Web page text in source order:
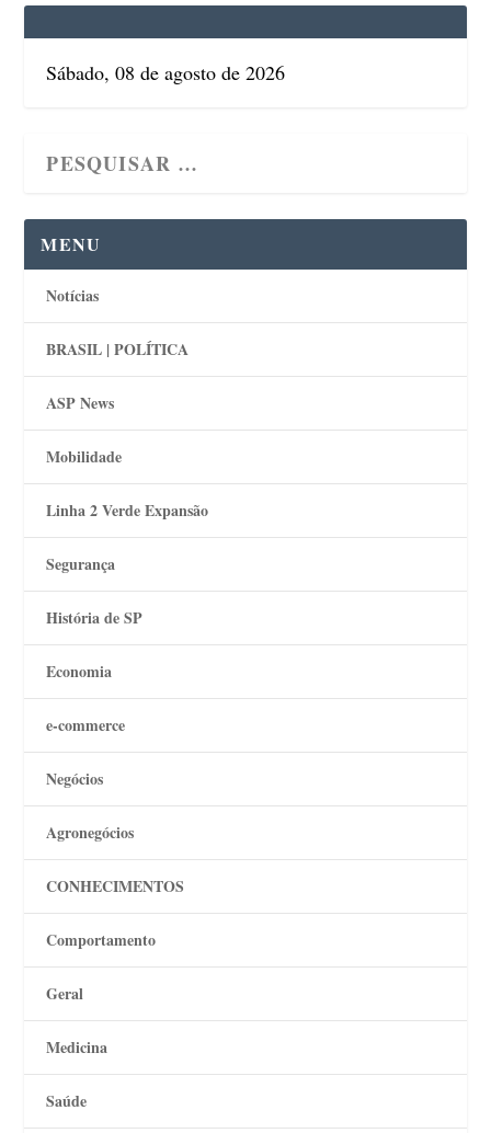
Sábado, 08 de agosto de 2026
MENU
Notícias
BRASIL | POLÍTICA
ASP News
Mobilidade
Linha 2 Verde Expansão
Segurança
História de SP
Economia
e-commerce
Negócios
Agronegócios
CONHECIMENTOS
Comportamento
Geral
Medicina
Saúde